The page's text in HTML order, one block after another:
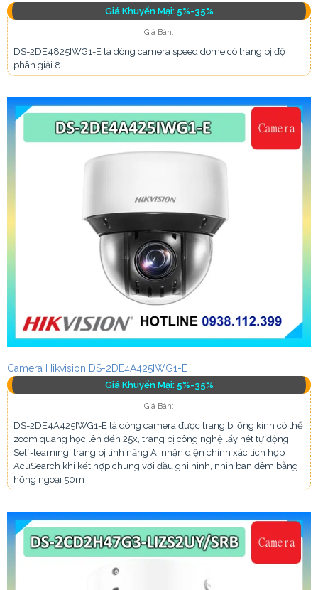
Giá Khuyến Mại: 5%-35%
Giá Bán:
DS-2DE4825IWG1-E là dòng camera speed dome có trang bị độ
phân giải 8
Camera Hikvision DS-2DE4A425IWG1-E
Giá Khuyến Mại: 5%-35%
Giá Bán:
DS-2DE4A425IWG1-E là dòng camera được trang bị ống kính có thể
zoom quang học lên đến 25x, trang bị công nghệ lấy nét tự động
Self-learning, trang bị tính năng Ai nhận diện chính xác tích hợp
AcuSearch khi kết hợp chung với đầu ghi hình, nhìn ban đêm bằng
hồng ngoại 50m